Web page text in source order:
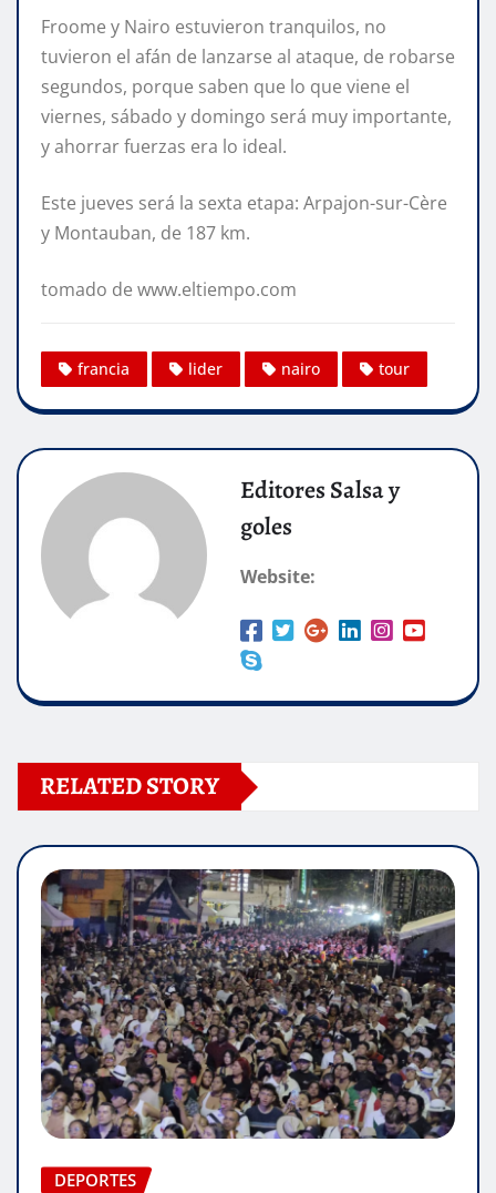
Froome y Nairo estuvieron tranquilos, no
tuvieron el afán de lanzarse al ataque, de robarse
segundos, porque saben que lo que viene el
viernes, sábado y domingo será muy importante,
y ahorrar fuerzas era lo ideal.
Este jueves será la sexta etapa: Arpajon-sur-Cère
y Montauban, de 187 km.
tomado de www.eltiempo.com
francia lider nairo tour
Editores Salsa y
goles
Website:
RELATED STORY
DEPORTES